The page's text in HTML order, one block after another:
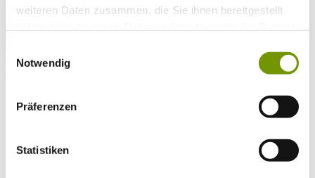
weiteren Daten zusammen, die Sie ihnen bereitgestellt
Notwendig
Präferenzen
Statistiken
zur Webcam
KONTAKT
Kunsthandwerk & Brauchtum
Wunderwerke eines begabten Tüftlers